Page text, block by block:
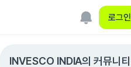
로그인
INVESCO INDIA의 커뮤니티